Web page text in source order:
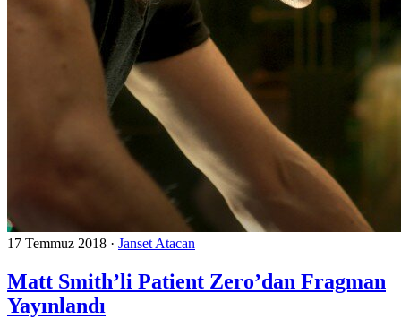
17 Temmuz 2018 · Janset Atacan
Matt Smith’li Patient Zero’dan Fragman
Yayınlandı